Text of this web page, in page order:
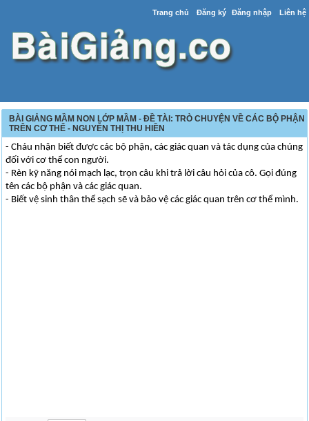
Trang chủ Đăng ký Đăng nhập Liên hệ
BÀI GIẢNG MẦM NON LỚP MẦM - ĐỀ TÀI: TRÒ CHUYỆN VỀ CÁC BỘ PHẬN
TRÊN CƠ THỂ - NGUYỄN THỊ THU HIỀN
- Cháu nhận biết được các bộ phận, các giác quan và tác dụng của chúng
đối với cơ thể con người.
- Rèn kỹ năng nói mạch lạc, trọn câu khi trả lời câu hỏi của cô. Gọi đúng
tên các bộ phận và các giác quan.
- Biết vệ sinh thân thể sạch sẽ và bảo vệ các giác quan trên cơ thể mình.